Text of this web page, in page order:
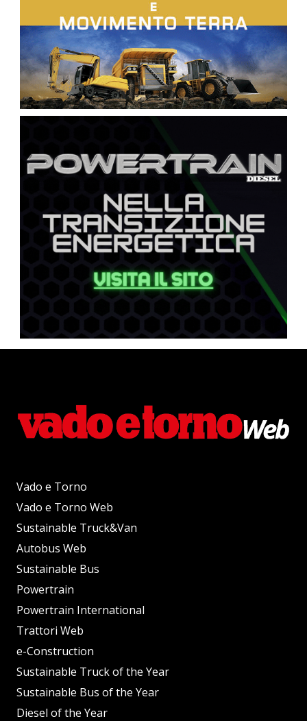
Vado e Torno
Vado e Torno Web
Sustainable Truck&Van
Autobus Web
Sustainable Bus
Powertrain
Powertrain International
Trattori Web
e-Construction
Sustainable Truck of the Year
Sustainable Bus of the Year
Diesel of the Year